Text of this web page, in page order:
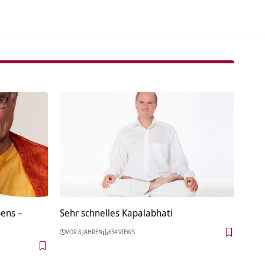
–
Sehr schnelles Kapalabhati
VOR 8 JAHREN 634 VIEWS